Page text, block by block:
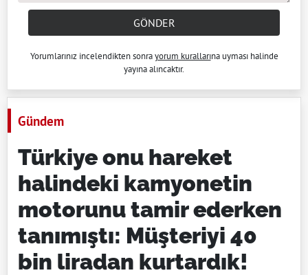
GÖNDER
Yorumlarınız incelendikten sonrayorum kurallarına uyması halinde
yayına alıncaktır.
Gündem
Türkiye onu hareket
halindeki kamyonetin
motorunu tamir ederken
tanımıştı: Müşteriyi 40
bin liradan kurtardık!